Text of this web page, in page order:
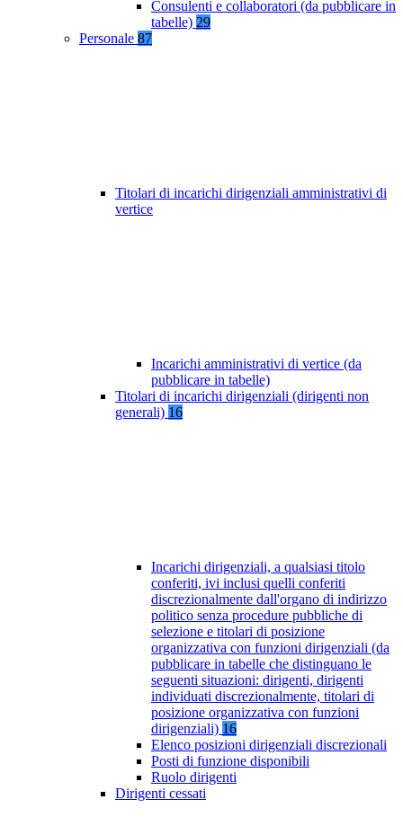
Consulenti e collaboratori (da pubblicare in
tabelle) 29
Personale 87
Titolari di incarichi dirigenziali amministrativi di
vertice
Incarichi amministrativi di vertice (da
pubblicare in tabelle)
Titolari di incarichi dirigenziali (dirigenti non
generali) 16
Incarichi dirigenziali, a qualsiasi titolo
conferiti, ivi inclusi quelli conferiti
discrezionalmente dall'organo di indirizzo
politico senza procedure pubbliche di
selezione e titolari di posizione
organizzativa con funzioni dirigenziali (da
pubblicare in tabelle che distinguano le
seguenti situazioni: dirigenti, dirigenti
individuati discrezionalmente, titolari di
posizione organizzativa con funzioni
dirigenziali) 16
Elenco posizioni dirigenziali discrezionali
Posti di funzione disponibili
Ruolo dirigenti
Dirigenti cessati